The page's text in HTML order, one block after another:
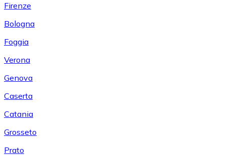
Firenze
Bologna
Foggia
Verona
Genova
Caserta
Catania
Grosseto
Prato